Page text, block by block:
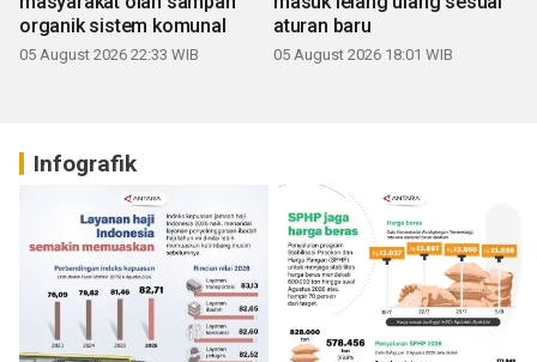
organik sistem komunal
05 August 2026 22:33 WIB
aturan baru
05 August 2026 18:01 WIB
Infografik